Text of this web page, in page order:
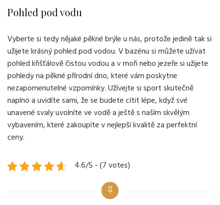
Pohled pod vodu
Vyberte si tedy nějaké pěkné brýle u nás, protože jedině tak si
užijete krásný pohled pod vodou. V bazénu si můžete užívat
pohled křišťálově čistou vodou a v moři nebo jezeře si užijete
pohledy na pěkné přírodní dno, které vám poskytne
nezapomenutelné vzpomínky. Užívejte si sport skutečně
naplno a uvidíte sami, že se budete cítit lépe, když své
unavené svaly uvolníte ve vodě a ještě s naším skvělým
vybavením, které zakoupíte v nejlepší kvalitě za perfektní
ceny.
4.6/5 - (7 votes)